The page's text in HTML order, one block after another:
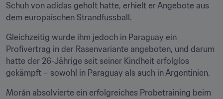
Schuh von adidas geholt hatte, erhielt er Angebote aus
dem europäischen Strandfussball.
Gleichzeitig wurde ihm jedoch in Paraguay ein
Profivertrag in der Rasenvariante angeboten, und darum
hatte der 26-Jährige seit seiner Kindheit erfolglos
gekämpft – sowohl in Paraguay als auch in Argentinien.
Morán absolvierte ein erfolgreiches Probetraining beim